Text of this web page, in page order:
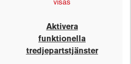
visas
Aktivera
funktionella
tredjepartstjänster